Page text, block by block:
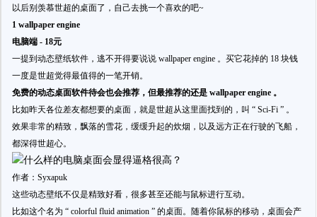
以后别羡慕世超的桌面了，自己去挑一个喜欢的吧~
1 wallpaper engine
电脑端 - 18元
一提到动态壁纸软件，逃不开得要说说 wallpaper engine 。买它花掉的 18 块钱
一度是世超觉得最值得的一笔开销。
免费的动态桌面软件待会也会推荐，但最推荐的还是 wallpaper engine 。
比如昨天各位差友都想要的桌面，就是世超从这里面找到的，叫 “ Sci-Fi ” 。
效果非常的精致，飘落的雪花，缓缓升起的炊烟，以及远方正在行驶的飞船，
都深得世超心。
作者：Syxapuk
这些动态壁纸不仅是精致好看，很多甚至还能与鼠标进行互动。
比如这个名为 “ colorful fluid animation ” 的桌面。随着你鼠标的移动，桌面会产